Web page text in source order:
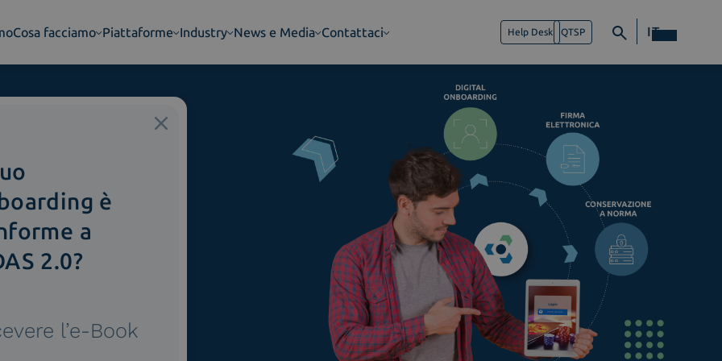
Cosa facciamo Piattaforme Industry News e Media Contattaci Help Desk QTSP IT
Gaming
la conformità
il settore gaming.
è
a
2.0?
l’e-Book